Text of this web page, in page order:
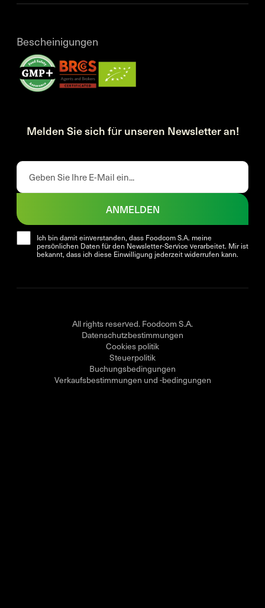
Bescheinigungen
Melden Sie sich für unseren Newsletter an!
Ich bin damit einverstanden, dass Foodcom S.A. meine
persönlichen Daten für den Newsletter-Service verarbeitet. Mir ist
bekannt, dass ich diese Einwilligung jederzeit widerrufen kann.
ANMELDEN
All rights reserved. Foodcom S.A.
Datenschutzbestimmungen
Cookies politik
Steuerpolitik
Buchungsbedingungen
Verkaufsbestimmungen und -bedingungen